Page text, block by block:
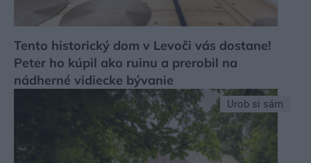
Tento historický dom v Levoči vás dostane!
Peter ho kúpil ako ruinu a prerobil na
nádherné vidiecke bývanie
Urob si sám